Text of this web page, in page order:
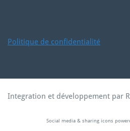
Politique de confidentialité
Integration et développement par
Social media & sharing icons